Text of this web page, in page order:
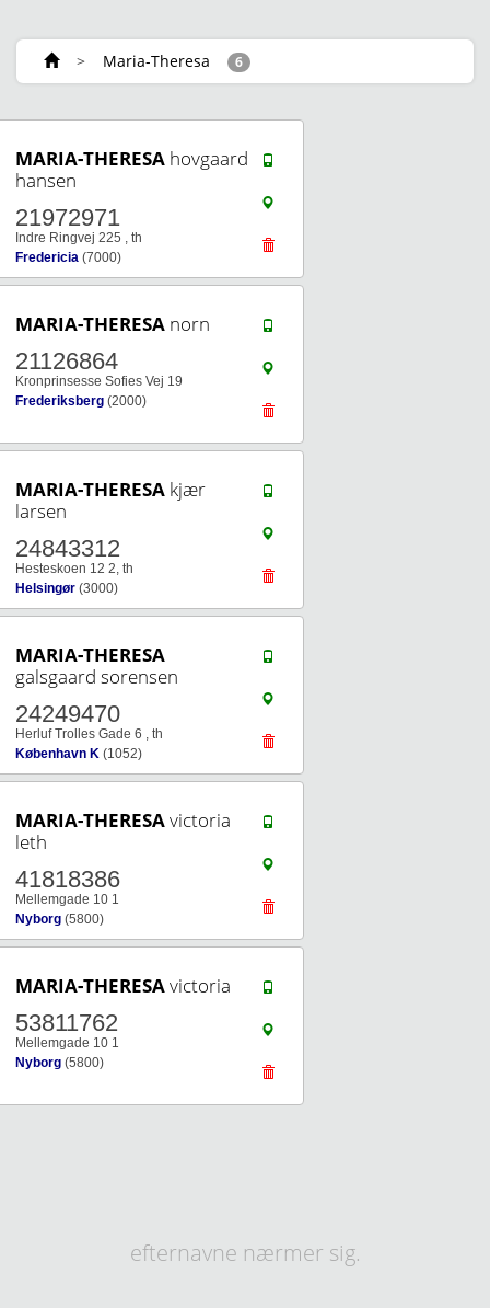
> Maria-Theresa 6
MARIA-THERESA hovgaard
hansen
21972971
Indre Ringvej 225 , th
Fredericia (7000)
MARIA-THERESA norn
21126864
Kronprinsesse Sofies Vej 19
Frederiksberg (2000)
MARIA-THERESA kjær
larsen
24843312
Hesteskoen 12 2, th
Helsingør (3000)
MARIA-THERESA
galsgaard sorensen
24249470
Herluf Trolles Gade 6 , th
København K (1052)
MARIA-THERESAvictoria
leth
41818386
Mellemgade 10 1
Nyborg (5800)
MARIA-THERESAvictoria
53811762
Mellemgade 10 1
Nyborg (5800)
efternavne nærmer sig.